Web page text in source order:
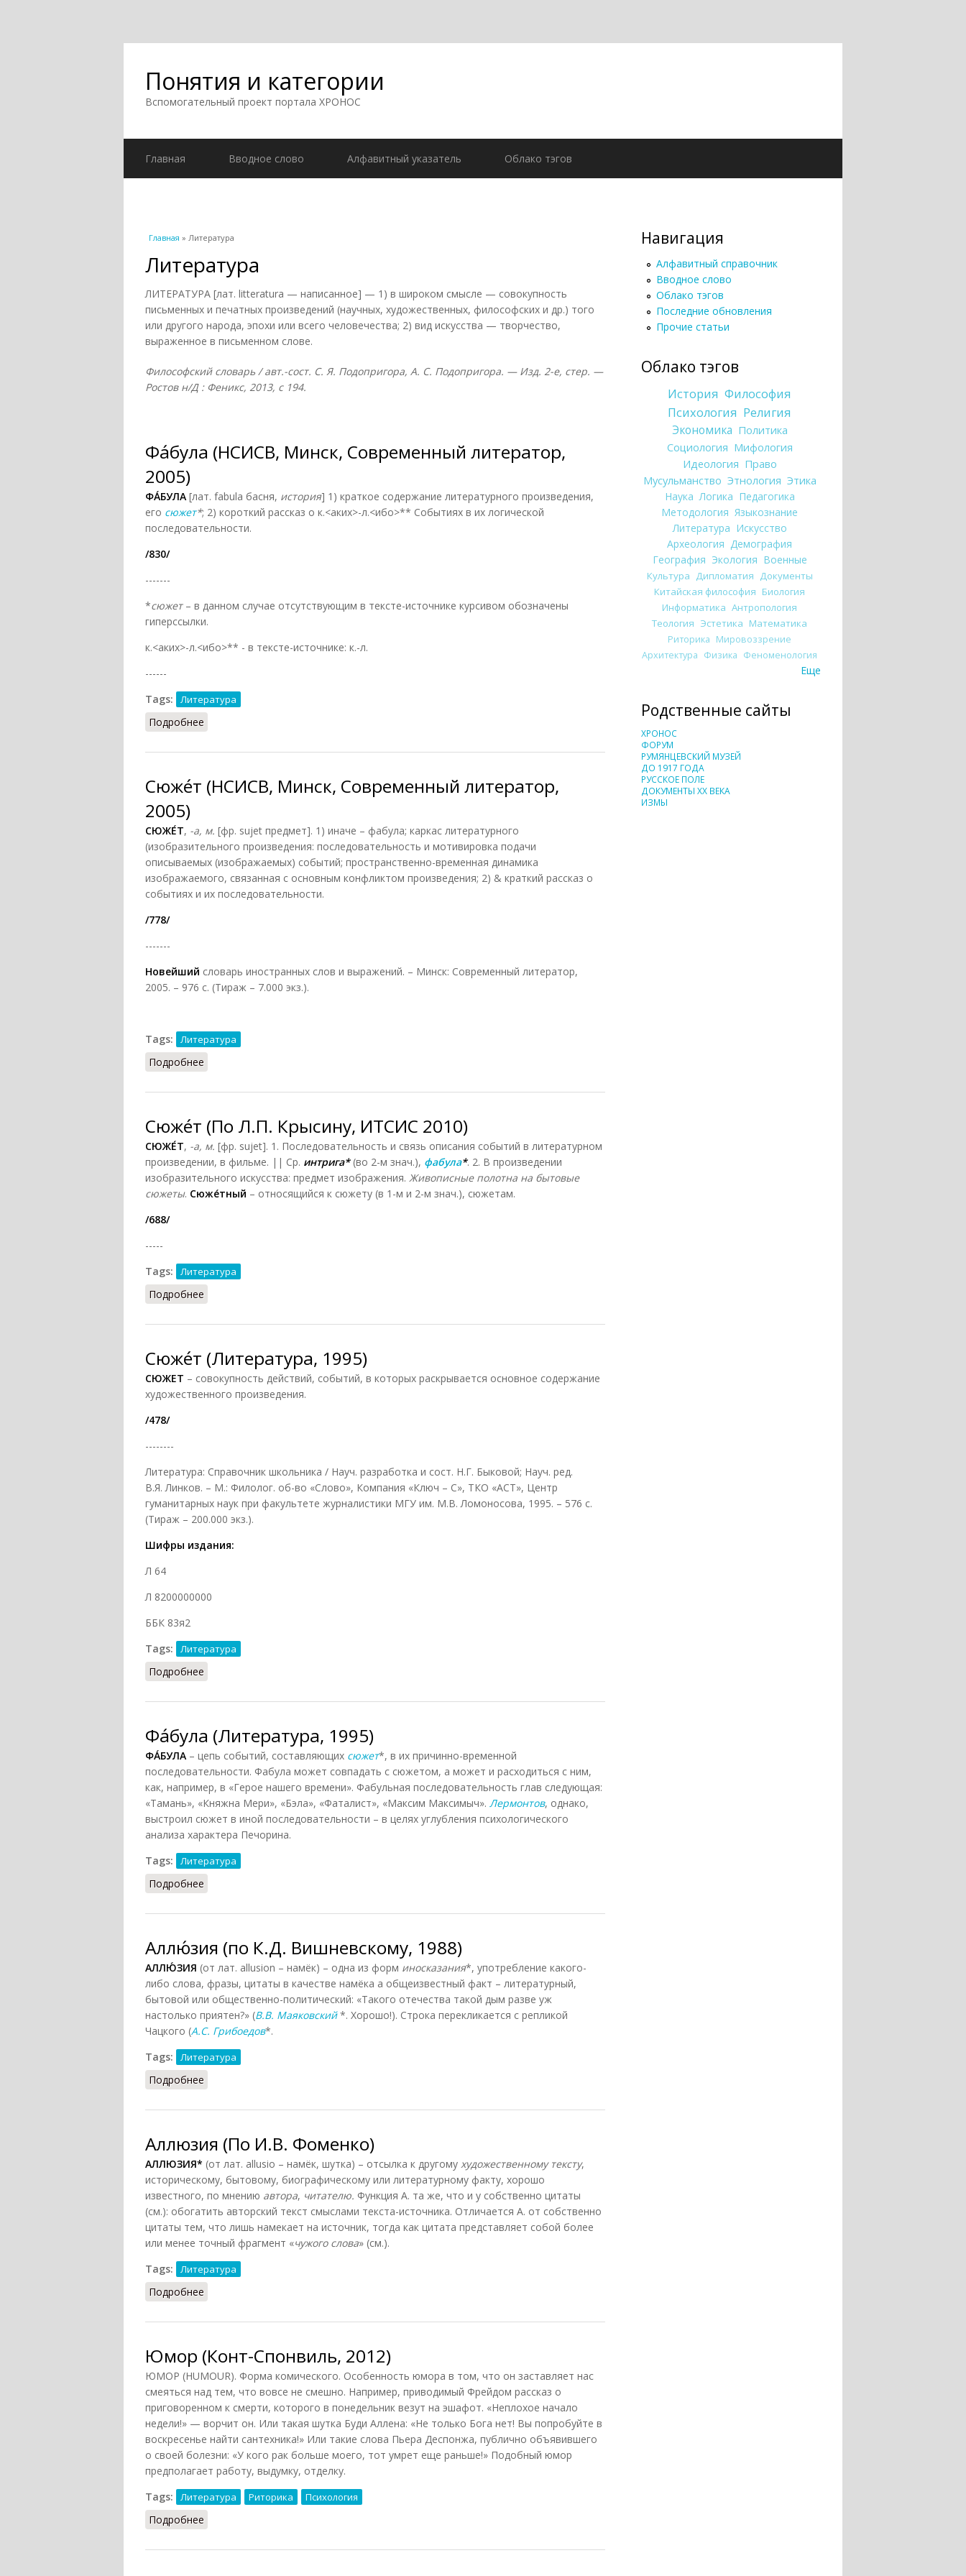
Понятия и категории
Вспомогательный проект портала ХРОНОС
Главная Вводное слово Алфавитный указатель Облако тэгов
Вы здесь
Главная » Литература
Литература
ЛИТЕРАТУРА [лат. litteratura — написанное] — 1) в широком смысле — совокупность
письменных и печатных произведений (научных, художественных, философских и др.) того
или другого народа, эпохи или всего человечества; 2) вид искусства — творчество,
выраженное в письменном слове.
Философский словарь / авт.-сост. С. Я. Подопригора, А. С. Подопригора. — Изд. 2-е, стер. —
Ростов н/Д : Феникс, 2013, с 194.
Фа́була (НСИСВ, Минск, Современный литератор,
2005)
ФА́БУЛА [лат. fabula басня, история] 1) краткое содержание литературного произведения,
его сюжет*; 2) короткий рассказ о к.<аких>-л.<ибо>** Событиях в их логической
последовательности.
/830/
-------
*сюжет– в данном случае отсутствующим в тексте-источнике курсивом обозначены
гиперссылки.
к.<аких>-л.<ибо>** - в тексте-источнике: к.-л.
------
Tags:
Литература
Подробнее
Сюже́т (НСИСВ, Минск, Современный литератор,
2005)
СЮЖЕ́Т, -а, м. [фр. sujet предмет]. 1) иначе – фабула; каркас литературного
(изобразительного произведения: последовательность и мотивировка подачи
описываемых (изображаемых) событий; пространственно-временная динамика
изображаемого, связанная с основным конфликтом произведения; 2) & краткий рассказ о
событиях и их последовательности.
/778/
-------
Новейший словарь иностранных слов и выражений. – Минск: Современный литератор,
2005. – 976 с. (Тираж – 7.000 экз.).
Tags: Литература
Подробнее
Сюже́т (По Л.П. Крысину, ИТСИС 2010)
СЮЖЕ́Т, -а, м. [фр. sujet]. 1. Последовательность и связь описания событий в литературном
произведении, в фильме. || Ср. интрига*(во 2-м знач.), фабула*. 2. В произведении
изобразительного искусства: предмет изображения. Живописные полотна на бытовые
сюжеты. Сюже́тный – относящийся к сюжету (в 1-м и 2-м знач.), сюжетам.
/688/
-----
Tags:
Литература
Подробнее
Сюже́т (Литература, 1995)
СЮЖЕТ – совокупность действий, событий, в которых раскрывается основное содержание
художественного произведения.
/478/
--------
Литература: Справочник школьника / Науч. разработка и сост. Н.Г. Быковой; Науч. ред.
В.Я. Линков. – М.: Филолог. об-во «Слово», Компания «Ключ – С», ТКО «АСТ», Центр
гуманитарных наук при факультете журналистики МГУ им. М.В. Ломоносова, 1995. – 576 с.
(Тираж – 200.000 экз.).
Шифры издания:
Л 64
Л 8200000000
ББК 83я2
Tags:
Литература
Подробнее
Фа́була (Литература, 1995)
ФА́БУЛА – цепь событий, составляющих сюжет*, в их причинно-временной
последовательности. Фабула может совпадать с сюжетом, а может и расходиться с ним,
как, например, в «Герое нашего времени». Фабульная последовательность глав следующая:
«Тамань», «Княжна Мери», «Бэла», «Фаталист», «Максим Максимыч». Лермонтов, однако,
выстроил сюжет в иной последовательности – в целях углубления психологического
анализа характера Печорина.
Tags:
Литература
Подробнее
Аллю́зия (по К.Д. Вишневскому, 1988)
АЛЛЮ́ЗИЯ (от лат. allusion – намёк) – одна из форм иносказания*, употребление какого-
либо слова, фразы, цитаты в качестве намёка а общеизвестный факт – литературный,
бытовой или общественно-политический: «Такого отечества такой дым разве уж
настолько приятен?» (В.В. Маяковский*. Хорошо!). Строка перекликается с репликой
Чацкого (А.С. Грибоедов*.
Tags:
Литература
Подробнее
Аллюзия (По И.В. Фоменко)
АЛЛЮЗИЯ* (от лат. allusio – намёк, шутка) – отсылка к другому художественному тексту,
историческому, бытовому, биографическому или литературному факту, хорошо
известного, по мнению автора, читателю. Функция А. та же, что и у собственно цитаты
(см.): обогатить авторский текст смыслами текста-источника. Отличается А. от собственно
цитаты тем, что лишь намекает на источник, тогда как цитата представляет собой более
или менее точный фрагмент «чужого слова» (см.).
Tags:
Литература
Подробнее
Юмор (Конт-Спонвиль, 2012)
ЮМОР (HUMOUR). Форма комического. Особенность юмора в том, что он заставляет нас
смеяться над тем, что вовсе не смешно. Например, приводимый Фрейдом рассказ о
приговоренном к смерти, которого в понедельник везут на эшафот. «Неплохое начало
недели!» — ворчит он. Или такая шутка Буди Аллена: «Не только Бога нет! Вы попробуйте в
воскресенье найти сантехника!» Или такие слова Пьера Деспонжа, публично объявившего
о своей болезни: «У кого рак больше моего, тот умрет еще раньше!» Подобный юмор
предполагает работу, выдумку, отделку.
Tags:
Литература Риторика Психология
Подробнее
Навигация
Алфавитный справочник
Вводное слово
Облако тэгов
Последние обновления
Прочие статьи
Облако тэгов
История Философия
Психология Религия
Экономика Политика
Социология Мифология
Идеология Право
Мусульманство Этнология Этика
Наука Логика Педагогика
Методология Языкознание
Литература Искусство
Археология Демография
География Экология Военные
Культура Дипломатия Документы
Китайская философия Биология
Информатика Антропология
Теология Эстетика Математика
Риторика Мировоззрение
Архитектура Физика Феноменология
Еще
Родственные сайты
ХРОНОС
ФОРУМ
РУМЯНЦЕВСКИЙ МУЗЕЙ
ДО 1917 ГОДА
РУССКОЕ ПОЛЕ
ДОКУМЕНТЫ XX ВЕКА
ИЗМЫ